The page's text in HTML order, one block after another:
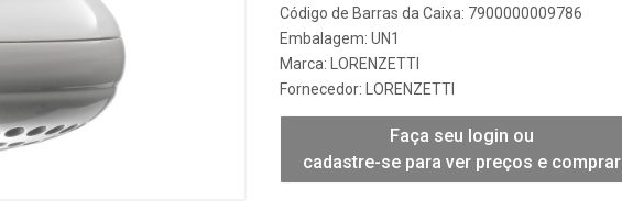
Código de Barras da Caixa: 7900000009786
Embalagem: UN1
Marca:
LORENZETTI
Fornecedor:
LORENZETTI
Faça seu login ou
cadastre-se para ver preços e comprar